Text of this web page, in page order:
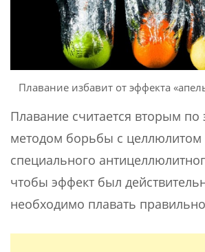
Плавание избавит от эффекта
Плавание считается вторым по
методом борьбы с целлюлитом
специального
чтобы эффект был
необходимо плавать